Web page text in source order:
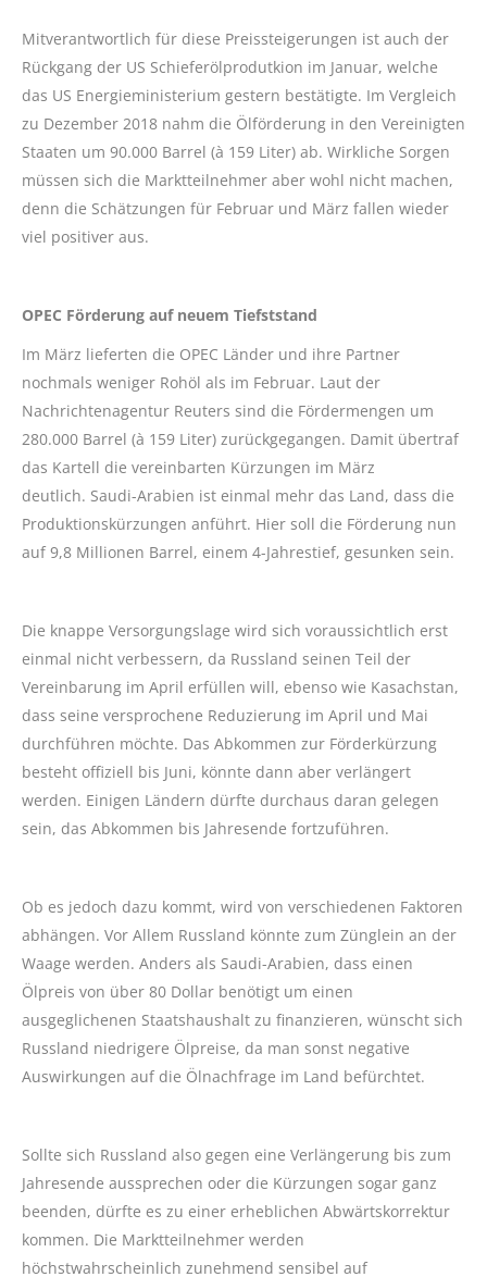
Mitverantwortlich für diese Preissteigerungen ist auch der
Rückgang der US Schieferölprodutkion im Januar, welche
das US Energieministerium gestern bestätigte. Im Vergleich
zu Dezember 2018 nahm die Ölförderung in den Vereinigten
Staaten um 90.000 Barrel (à 159 Liter) ab. Wirkliche Sorgen
müssen sich die Marktteilnehmer aber wohl nicht machen,
denn die Schätzungen für Februar und März fallen wieder
viel positiver aus.
OPEC Förderung auf neuem Tiefststand
Im März lieferten die OPEC Länder und ihre Partner
nochmals weniger Rohöl als im Februar. Laut der
Nachrichtenagentur Reuters sind die Fördermengen um
280.000 Barrel (à 159 Liter) zurückgegangen. Damit übertraf
das Kartell die vereinbarten Kürzungen im März
deutlich. Saudi-Arabien ist einmal mehr das Land, dass die
Produktionskürzungen anführt. Hier soll die Förderung nun
auf 9,8 Millionen Barrel, einem 4-Jahrestief, gesunken sein.
Die knappe Versorgungslage wird sich voraussichtlich erst
einmal nicht verbessern, da Russland seinen Teil der
Vereinbarung im April erfüllen will, ebenso wie Kasachstan,
dass seine versprochene Reduzierung im April und Mai
durchführen möchte. Das Abkommen zur Förderkürzung
besteht offiziell bis Juni, könnte dann aber verlängert
werden. Einigen Ländern dürfte durchaus daran gelegen
sein, das Abkommen bis Jahresende fortzuführen.
Ob es jedoch dazu kommt, wird von verschiedenen Faktoren
abhängen. Vor Allem Russland könnte zum Zünglein an der
Waage werden. Anders als Saudi-Arabien, dass einen
Ölpreis von über 80 Dollar benötigt um einen
ausgeglichenen Staatshaushalt zu finanzieren, wünscht sich
Russland niedrigere Ölpreise, da man sonst negative
Auswirkungen auf die Ölnachfrage im Land befürchtet.
Sollte sich Russland also gegen eine Verlängerung bis zum
Jahresende aussprechen oder die Kürzungen sogar ganz
beenden, dürfte es zu einer erheblichen Abwärtskorrektur
kommen. Die Marktteilnehmer werden
höchstwahrscheinlich zunehmend sensibel auf